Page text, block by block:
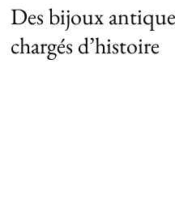
Des bijoux
chargés d’histoire